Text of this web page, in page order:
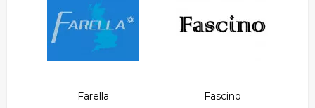
Farella Fascino